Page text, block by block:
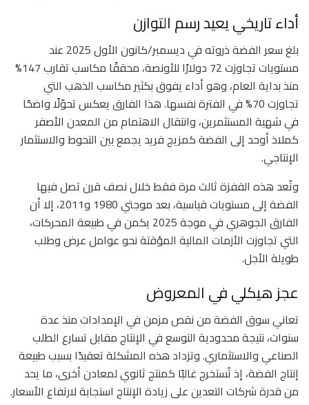
أداء تاريخي يعيد رسم التوازن
بلغ سعر الفضة ذروته في ديسمبر/كانون الأول 2025 عند
مستويات تجاوزت 72 دولارًا للأونصة، محققًا مكاسب تقارب 147%
منذ بداية العام، وهو أداء يفوق بكثير مكاسب الذهب التي
تجاوزت 70% في الفترة نفسها. هذا الفارق يعكس تحوّلًا واضحًا
في شهية المستثمرين، وانتقال الاهتمام من المعدن الأصفر
كملاذ أوحد إلى الفضة كمزيج فريد يجمع بين التحوط والاستثمار
الإنتاجي.
وتُعد هذه القفزة ثالث مرة فقط خلال نصف قرن تصل فيها
الفضة إلى مستويات قياسية، بعد موجتي 1980 و2011، إلا أن
الفارق الجوهري في موجة 2025 يكمن في طبيعة المحركات،
التي تجاوزت الأزمات المالية المؤقتة نحو عوامل عرض وطلب
طويلة الأجل.
عجز هيكلي في المعروض
تعاني سوق الفضة من نقص مزمن في الإمدادات منذ عدة
سنوات، نتيجة محدودية التوسع في الإنتاج مقابل تسارع الطلب
الصناعي والاستثماري. وتزداد هذه المشكلة تعقيدًا بسبب طبيعة
إنتاج الفضة، إذ تُستخرج غالبًا كمنتج ثانوي لمعادن أخرى، ما يحد
من قدرة شركات التعدين على زيادة الإنتاج استجابة لارتفاع الأسعار.